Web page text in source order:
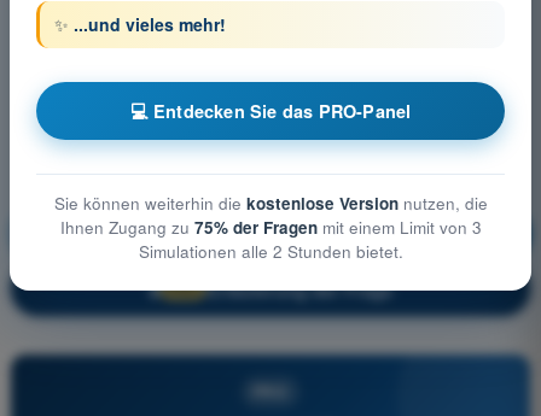
Meteorologie Ausbildung!
🔒 PRO Erläuterung der Frage
✨ ...und vieles mehr!
💻 Entdecken Sie das PRO-Panel
Sie können weiterhin die kostenlose Versionnutzen, die
Ihnen Zugang zu 75% der Fragenmit einem Limit von 3
Simulationen alle 2 Stunden bietet.